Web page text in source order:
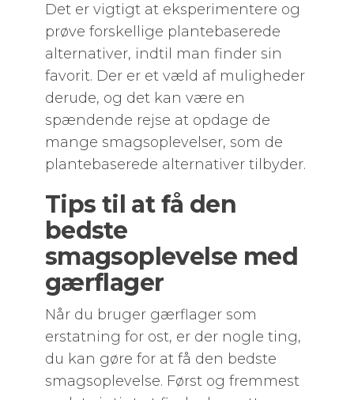
Det er vigtigt at eksperimentere og
prøve forskellige plantebaserede
alternativer, indtil man finder sin
favorit. Der er et væld af muligheder
derude, og det kan være en
spændende rejse at opdage de
mange smagsoplevelser, som de
plantebaserede alternativer tilbyder.
Tips til at få den
bedste
smagsoplevelse med
gærflager
Når du bruger gærflager som
erstatning for ost, er der nogle ting,
du kan gøre for at få den bedste
smagsoplevelse. Først og fremmest